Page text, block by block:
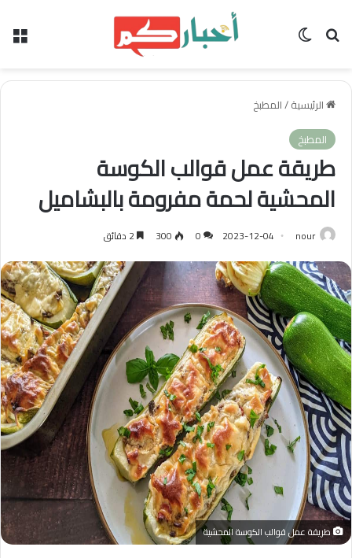
بحث عن الوضع المظلم
الرئيسية/المطبخ
المطبخ
طريقة عمل قوالب الكوسة
المحشية لحمة مفرومة بالبشاميل
nour
2023-12-04
0
300
طريقة عمل قوالب الكوسة المحشية